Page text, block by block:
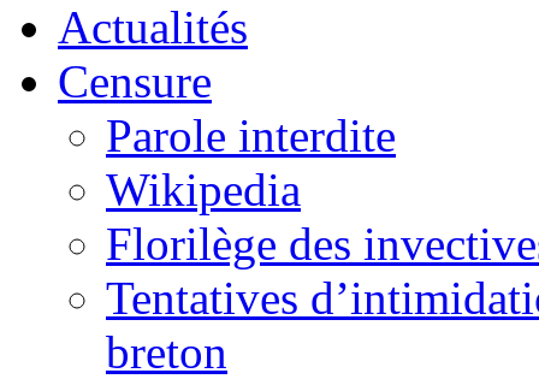
Actualités
Censure
Parole interdite
Wikipedia
Florilège des
Tentatives
breton